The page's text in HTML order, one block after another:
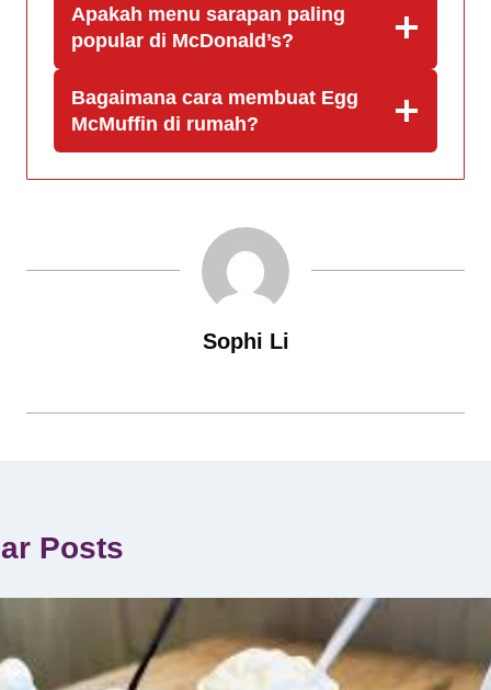
Apakah menu sarapan paling
popular di McDonald’s?
Bagaimana cara membuat Egg
McMuffin di rumah?
Sophi Li
Posts